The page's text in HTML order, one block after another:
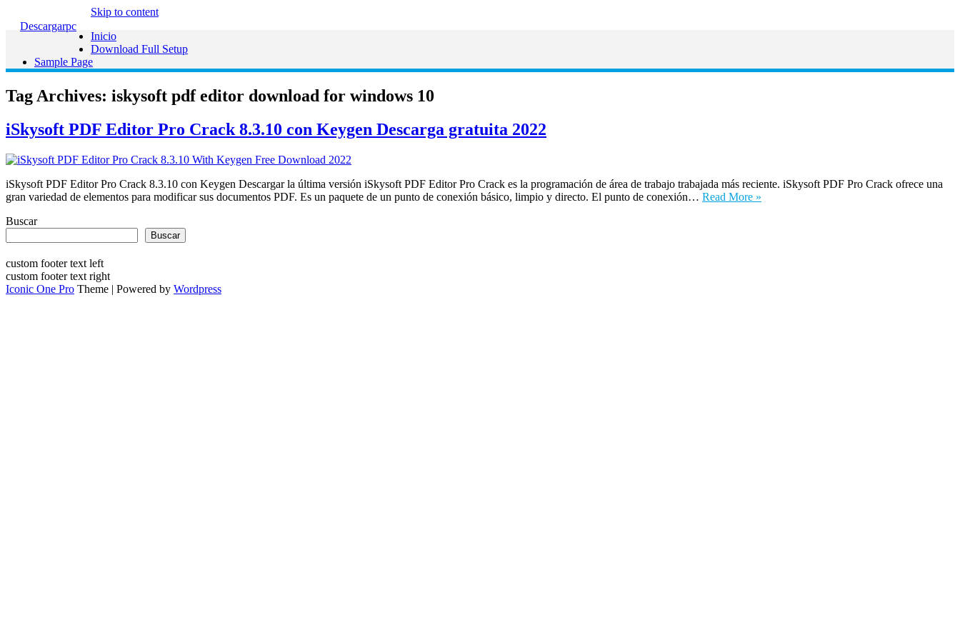
Descargarpc
Skip to content
Inicio
Download Full Setup
Sample Page
Tag Archives: iskysoft pdf editor download for windows 10
iSkysoft PDF Editor Pro Crack 8.3.10 con Keygen Descarga gratuita 2022
iSkysoft PDF Editor Pro Crack 8.3.10 con Keygen Descargar la última versión iSkysoft PDF Editor Pro Crack es la programación de área de trabajo trabajada más reciente. iSkysoft PDF Pro Crack ofrece una
gran variedad de elementos para modificar sus documentos PDF. Es un paquete de un punto de conexión básico, limpio y directo. El punto de conexión… Read More »
Buscar
Buscar
custom footer text left
custom footer text right
Iconic One Pro Theme | Powered by Wordpress